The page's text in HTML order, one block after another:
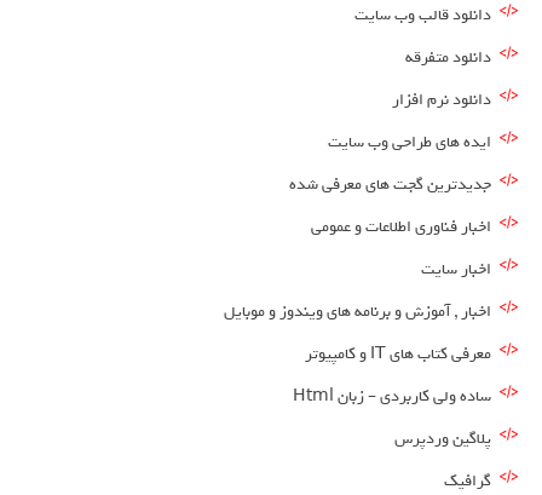
دانلود قالب وب سایت
دانلود متفرقه
دانلود نرم افزار
ایده های طراحی وب سایت
جدیدترین گجت های معرفی شده
اخبار فناوری اطلاعات و عمومی
اخبار سایت
اخبار , آموزش و برنامه های ویندوز و موبایل
معرفی کتاب های IT و کامپیوتر
ساده ولی کاربردی – زبان Html
پلاگین وردپرس
گرافیک